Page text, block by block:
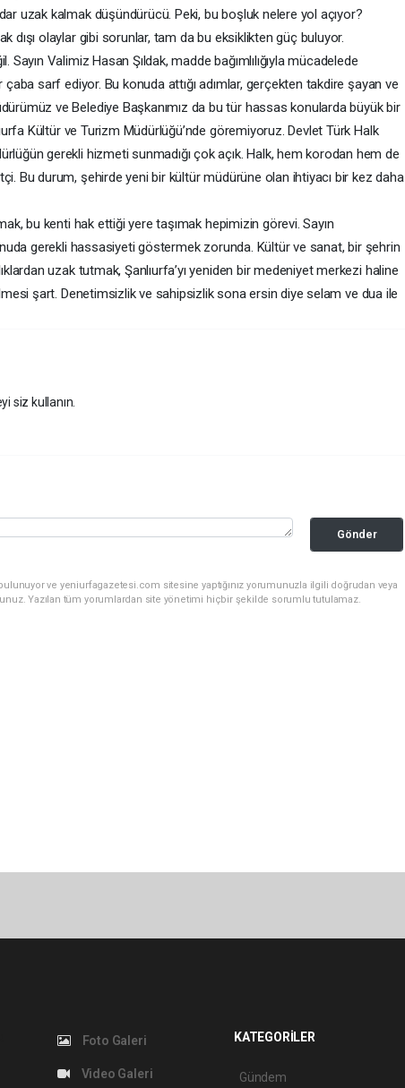
uzak kalmak düşündürücü. Peki, bu boşluk nelere yol açıyor?
dışı olaylar gibi sorunlar, tam da bu eksiklikten güç buluyor.
Valimiz Hasan Şıldak, madde bağımlılığıyla mücadelede
sarf ediyor. Bu konuda attığı adımlar, gerçekten takdire şayan ve
ve Belediye Başkanımız da bu tür hassas konularda büyük bir
Kültür ve Turizm Müdürlüğü’nde göremiyoruz. Devlet Türk Halk
gerekli hizmeti sunmadığı çok açık. Halk, hem korodan hem de
Bu durum, şehirde yeni bir kültür müdürüne olan ihtiyacı bir kez daha
bu kenti hak ettiği yere taşımak hepimizin görevi. Sayın
gerekli hassasiyeti göstermek zorunda. Kültür ve sanat, bir şehrin
uzak tutmak, Şanlıurfa’yı yeniden bir medeniyet merkezi haline
şart. Denetimsizlik ve sahipsizlik sona ersin diye selam ve dua ile
siz kullanın.
Gönder
ve yeniurfagazetesi.com sitesine yaptığınız yorumunuzla ilgili doğrudan veya
Yazılan tüm yorumlardan site yönetimi hiçbir şekilde sorumlu tutulamaz.
Foto Galeri
Video Galeri
KATEGORİLER
Gündem